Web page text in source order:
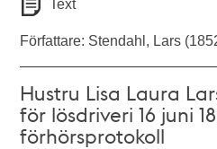
Text
Författare: Stendahl, Lars
Hustru Lisa Laura
för lösdriveri 16 juni
förhörsprotokoll